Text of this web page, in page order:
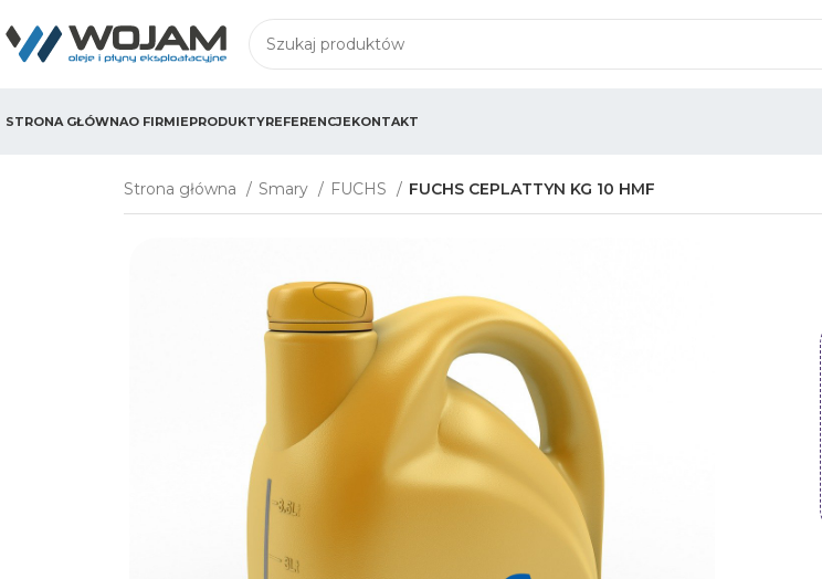
STRONA GŁÓWNAO FIRMIEPRODUKTYREFERENCJEKONTAKT
Strona główna Smary FUCHS FUCHS CEPLATTYN KG 10 HMF